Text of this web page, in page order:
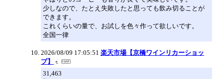
少しなので、たとえ失敗したと思っても飲み切ることが
できます。
これくらいの量で、お試しを色々作って欲しいです。
全国一律
2026/08/09 17:05:51 楽天市場【京橋ワインリカーショッ
プ】
31,463